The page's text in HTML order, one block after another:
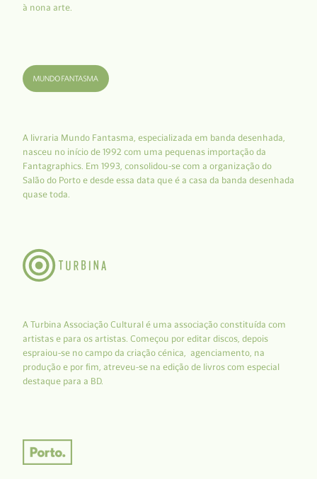
à nona arte.
A livraria Mundo Fantasma, especializada em banda desenhada,
nasceu no início de 1992 com uma pequenas importação da
Fantagraphics. Em 1993, consolidou-se com a organização do
Salão do Porto e desde essa data que é a casa da banda desenhada
quase toda.
A Turbina Associação Cultural é uma associação constituída com
artistas e para os artistas. Começou por editar discos, depois
espraiou-se no campo da criação cénica, agenciamento, na
produção e por fim, atreveu-se na edição de livros com especial
destaque para a BD.